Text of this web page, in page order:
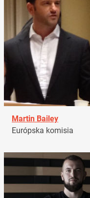
Martin Bailey
Európska komisia